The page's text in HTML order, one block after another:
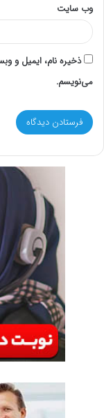
وب‌ سایت
ذخیره نام، ایمیل و
می‌نویسم.